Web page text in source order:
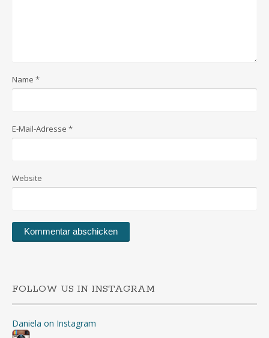
Name *
E-Mail-Adresse *
Website
FOLLOW US IN INSTAGRAM
Daniela on Instagram